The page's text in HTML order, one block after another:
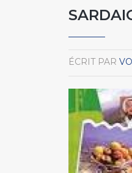
ÉCRIT PAR